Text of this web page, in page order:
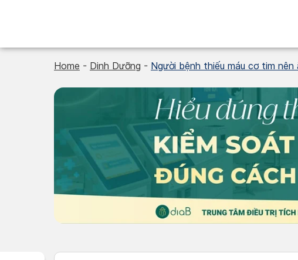
Home - Dinh Dưỡng - Người bệnh thiếu máu cơ tim nên